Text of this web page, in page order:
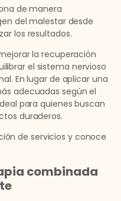
de manera
del malestar desde
los resultados.
la recuperación
el sistema nervioso
En lugar de aplicar una
adecuadas según el
para quienes buscan
duraderos.
de servicios y conoce
combinada